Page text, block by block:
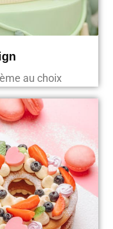
au choix